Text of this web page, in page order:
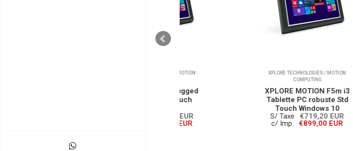
XPLORE TECHNOLOGIES / MOTION
XPLORE MOTION F5m i3
Tablette PC robuste Std
Touch Windows 10
€719,20 EUR
€899,00 EUR